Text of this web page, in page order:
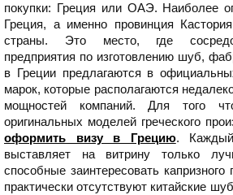
покупки: Греция или ОАЭ. Наиболее
Греция, а именно провинция
страны. Это место, где
предприятия по изготовлению шуб,
в Греции предлагаются в
марок, которые располагаются
мощностей компаний. Для того
оригинальных моделей греческого
оформить визу в Грецию. Каждый
выставляет на витрину только
способные заинтересовать
практически отсутствуют китайские